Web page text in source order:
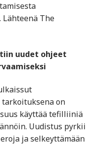
The
uudet ohjeet
on
käyttää tefilliiniä
Uudistus pyrkii
ja selkeyttämään